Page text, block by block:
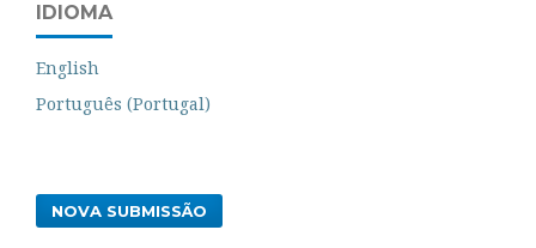
IDIOMA
English
Português (Portugal)
NOVA SUBMISSÃO